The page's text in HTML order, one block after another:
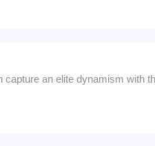
an elite dynamism with